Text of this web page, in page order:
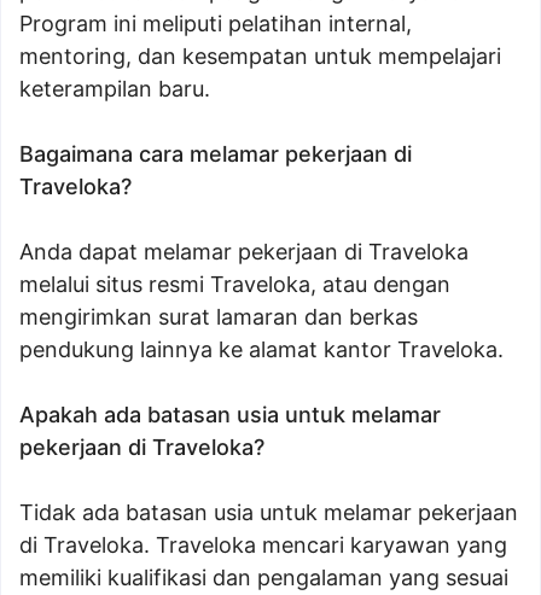
Program ini meliputi pelatihan internal,
mentoring, dan kesempatan untuk mempelajari
keterampilan baru.
Bagaimana cara melamar pekerjaan di
Traveloka?
Anda dapat melamar pekerjaan di Traveloka
melalui situs resmi Traveloka, atau dengan
mengirimkan surat lamaran dan berkas
pendukung lainnya ke alamat kantor Traveloka.
Apakah ada batasan usia untuk melamar
pekerjaan di Traveloka?
Tidak ada batasan usia untuk melamar pekerjaan
di Traveloka. Traveloka mencari karyawan yang
memiliki kualifikasi dan pengalaman yang sesuai